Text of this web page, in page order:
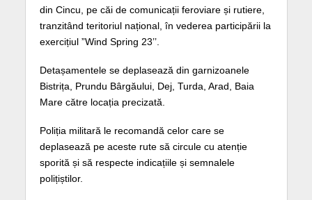
din Cincu, pe căi de comunicații feroviare și rutiere,
tranzitând teritoriul național, în vederea participării la
exercițiul ”Wind Spring 23’’.
Detașamentele se deplasează din garnizoanele
Bistrița, Prundu Bârgăului, Dej, Turda, Arad, Baia
Mare către locația precizată.
Poliția militară le recomandă celor care se
deplasează pe aceste rute să circule cu atenție
sporită și să respecte indicațiile și semnalele
polițiștilor.